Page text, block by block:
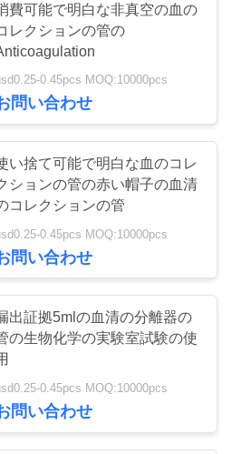
の見本抽
のコレク
管
費可能で明白な非真空の血の
レクションの管の
0.45pcs MOQ:10000pcs
問い合わせ
い捨て可能で明白な血のコレ
ションの管の赤い帽子の血清
コレクションの管
0.45pcs MOQ:10000pcs
問い合わせ
出証拠5mlの血清の分離器の
の生物化学の実験室試験の使
0.45pcs MOQ:10000pcs
問い合わせ